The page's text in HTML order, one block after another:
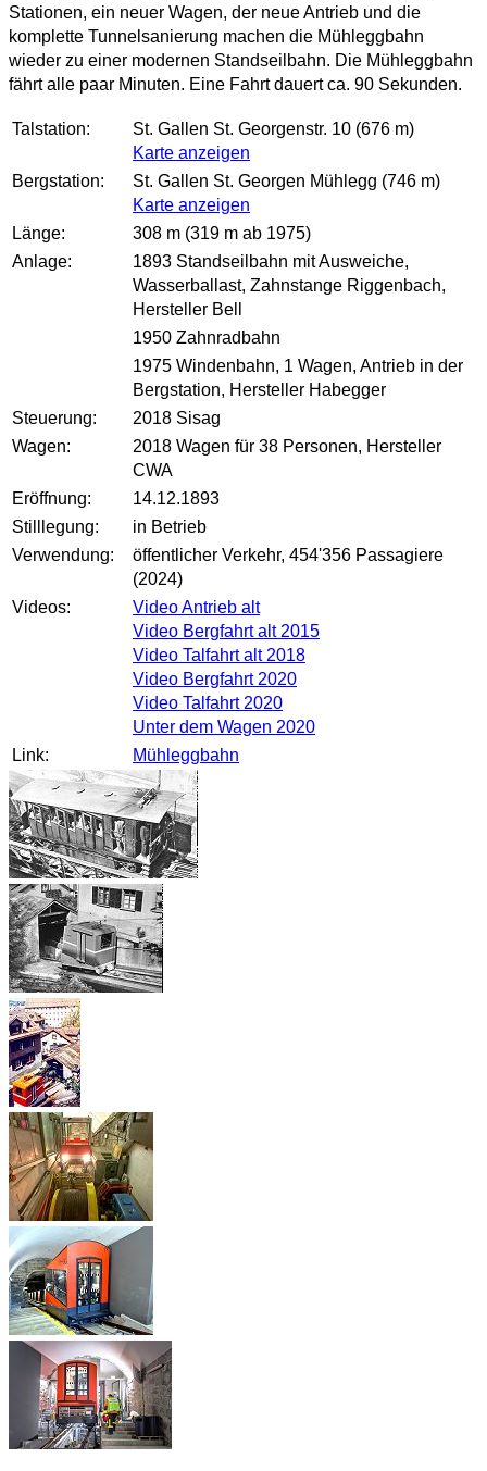
Stationen, ein neuer Wagen, der neue Antrieb und die
komplette Tunnelsanierung machen die Mühleggbahn
wieder zu einer modernen Standseilbahn. Die Mühleggbahn
fährt alle paar Minuten. Eine Fahrt dauert ca. 90 Sekunden.
Talstation:
St. Gallen St. Georgenstr. 10 (676 m)
Karte anzeigen
Bergstation:
St. Gallen St. Georgen Mühlegg (746 m)
Karte anzeigen
Länge:
308 m (319 m ab 1975)
Anlage:
1893 Standseilbahn mit Ausweiche,
Wasserballast, Zahnstange Riggenbach,
Hersteller Bell
1950 Zahnradbahn
1975 Windenbahn, 1 Wagen, Antrieb in der
Bergstation, Hersteller Habegger
Steuerung:
2018 Sisag
Wagen:
2018 Wagen für 38 Personen, Hersteller
CWA
Eröffnung:
14.12.1893
Stilllegung:
in Betrieb
Verwendung:
öffentlicher Verkehr, 454'356 Passagiere
(2024)
Videos:
Video Antrieb alt
Video Bergfahrt alt 2015
Video Talfahrt alt 2018
Video Bergfahrt 2020
Video Talfahrt 2020
Unter dem Wagen 2020
Link:
Mühleggbahn